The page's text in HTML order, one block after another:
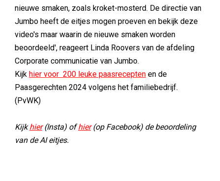
nieuwe smaken, zoals kroket-mosterd. De directie van
Jumbo heeft de eitjes mogen proeven en bekijk deze
video's maar waarin de nieuwe smaken worden
beoordeeld', reageert Linda Roovers van de afdeling
Corporate communicatie van Jumbo.
Kijk hier voor 200 leuke paasrecepten en de
Paasgerechten 2024 volgens het familiebedrijf.
(PvWK)
Kijkhier(Insta) ofhier(op Facebook) de beoordeling
van de AI eitjes.